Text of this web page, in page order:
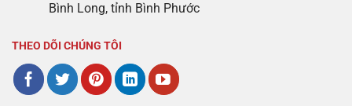
Bình Long, tỉnh Bình Phước
THEO DÕI CHÚNG TÔI